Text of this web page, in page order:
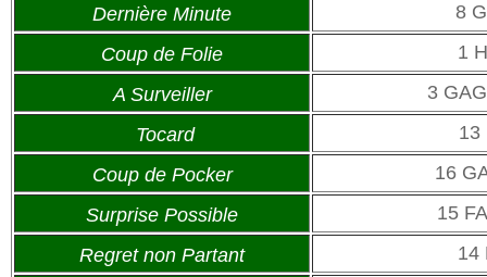
Dernière Minute
8
Coup de Folie
1
A Surveiller
3
Tocard
13
Coup de Pocker
16
Surprise Possible
15
Regret non Partant
14